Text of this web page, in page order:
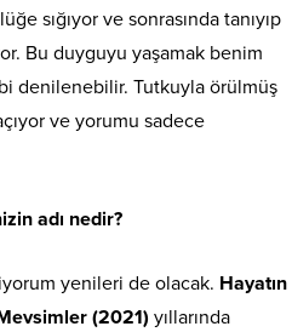
sığıyor ve sonrasında tanıyıp
Bu duyguyu yaşamak benim
denilenebilir. Tutkuyla örülmüş
ve yorumu sadece
adı nedir?
yenileri de olacak. Hayatın
(2021) yıllarında